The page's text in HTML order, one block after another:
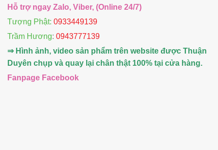
Hỗ trợ ngay Zalo, Viber, (Online 24/7)
Tượng Phật: 0933449139
Trầm Hương: 0943777139
⇒ Hình ảnh, video sản phẩm trên website được Thuận
Duyên chụp và quay lại chân thật 100% tại cửa hàng.
Fanpage Facebook